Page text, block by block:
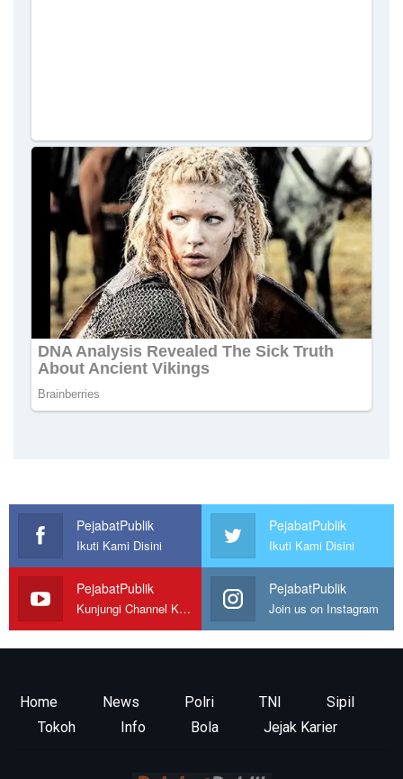
PejabatPublik
Ikuti Kami Disini
PejabatPublik
Ikuti Kami Disini
PejabatPublik
Kunjungi Channel Kami
PejabatPublik
Join us on Instagram
Home News Polri TNI
Sipil
Tokoh
Info Bola Jejak Karier